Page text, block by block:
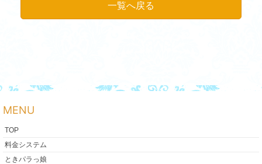
一覧へ戻る
MENU
TOP
料金システム
ときパラっ娘